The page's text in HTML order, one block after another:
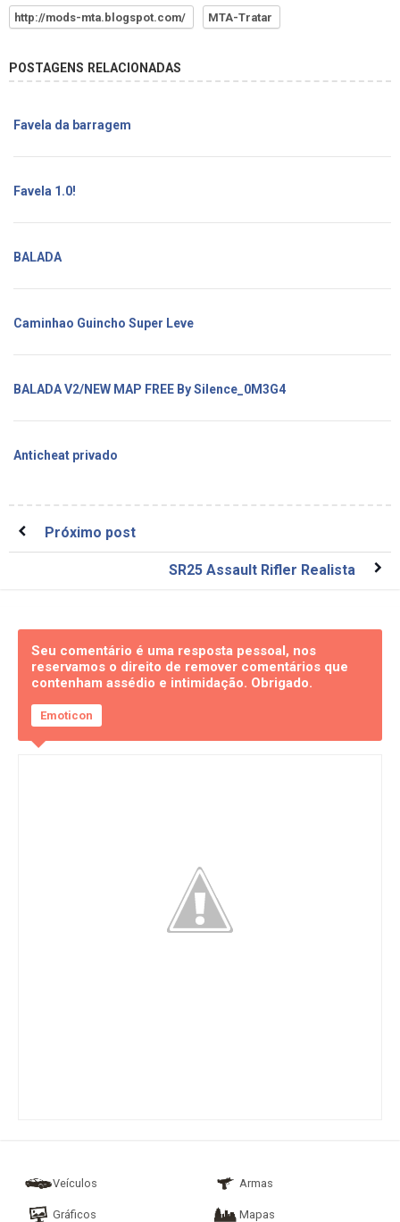
http://mods-mta.blogspot.com/ MTA-Tratar
POSTAGENS RELACIONADAS
Favela da barragem
Favela 1.0!
BALADA
Caminhao Guincho Super Leve
BALADA V2/NEW MAP FREE By Silence_0M3G4
Anticheat privado
Próximo post
SR25 Assault Rifler Realista
Seu comentário é uma resposta pessoal, nos
reservamos o direito de remover comentários que
contenham assédio e intimidação. Obrigado.
Emoticon
Veículos Armas
Gráficos Mapas